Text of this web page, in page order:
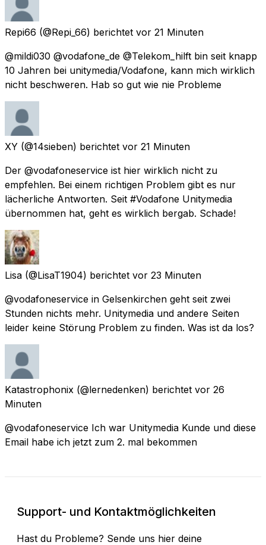
Repi66 (@Repi_66) berichtet vor 21 Minuten
@mildi030 @vodafone_de @Telekom_hilft bin seit knapp
10 Jahren bei unitymedia/Vodafone, kann mich wirklich
nicht beschweren. Hab so gut wie nie Probleme
XY (@14sieben) berichtet vor 21 Minuten
Der @vodafoneservice ist hier wirklich nicht zu
empfehlen. Bei einem richtigen Problem gibt es nur
lächerliche Antworten. Seit #Vodafone Unitymedia
übernommen hat, geht es wirklich bergab. Schade!
Lisa (@LisaT1904) berichtet vor 23 Minuten
@vodafoneservice in Gelsenkirchen geht seit zwei
Stunden nichts mehr. Unitymedia und andere Seiten
leider keine Störung Problem zu finden. Was ist da los?
Katastrophonix (@lernedenken) berichtet vor 26
Minuten
@vodafoneservice Ich war Unitymedia Kunde und diese
Email habe ich jetzt zum 2. mal bekommen
Support- und Kontaktmöglichkeiten
Hast du Probleme? Sende uns hier deine